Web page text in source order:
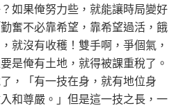
如果俺努力些，就能讓時局變好
奮不必靠希望，靠希望過活，餓
就沒有收穫！雙手啊，爭個氣，
是俺有土地，就得被課重稅了。
，「有一技在身，就有地位身
和尊嚴。」但是這一技之長，一